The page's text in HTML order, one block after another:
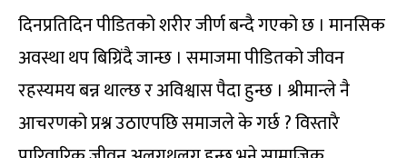
दिनप्रतिदिन पीडितको शरीर जीर्ण बन्दै गएको छ । मानसिक
अवस्था थप बिग्रिंदै जान्छ । समाजमा पीडितको जीवन
रहस्यमय बन्न थाल्छ र अविश्वास पैदा हुन्छ । श्रीमान्ले नै
आचरणको प्रश्न उठाएपछि समाजले के गर्छ ? विस्तारै